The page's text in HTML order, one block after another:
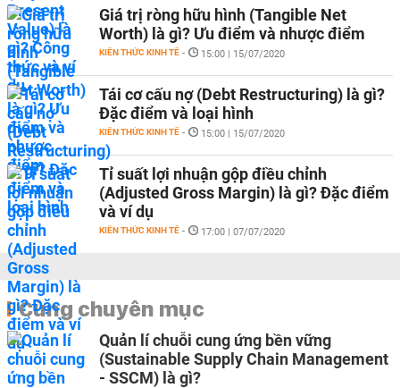
Giá trị ròng hữu hình (Tangible Net
Worth) là gì? Ưu điểm và nhược điểm
KIẾN THỨC KINH TẾ - 15:00 | 15/07/2020
Tái cơ cấu nợ (Debt Restructuring) là gì?
Đặc điểm và loại hình
KIẾN THỨC KINH TẾ - 15:00 | 15/07/2020
Tỉ suất lợi nhuận gộp điều chỉnh
(Adjusted Gross Margin) là gì? Đặc điểm
và ví dụ
KIẾN THỨC KINH TẾ - 17:00 | 07/07/2020
Cùng chuyên mục
Quản lí chuỗi cung ứng bền vững
(Sustainable Supply Chain Management
- SSCM) là gì?